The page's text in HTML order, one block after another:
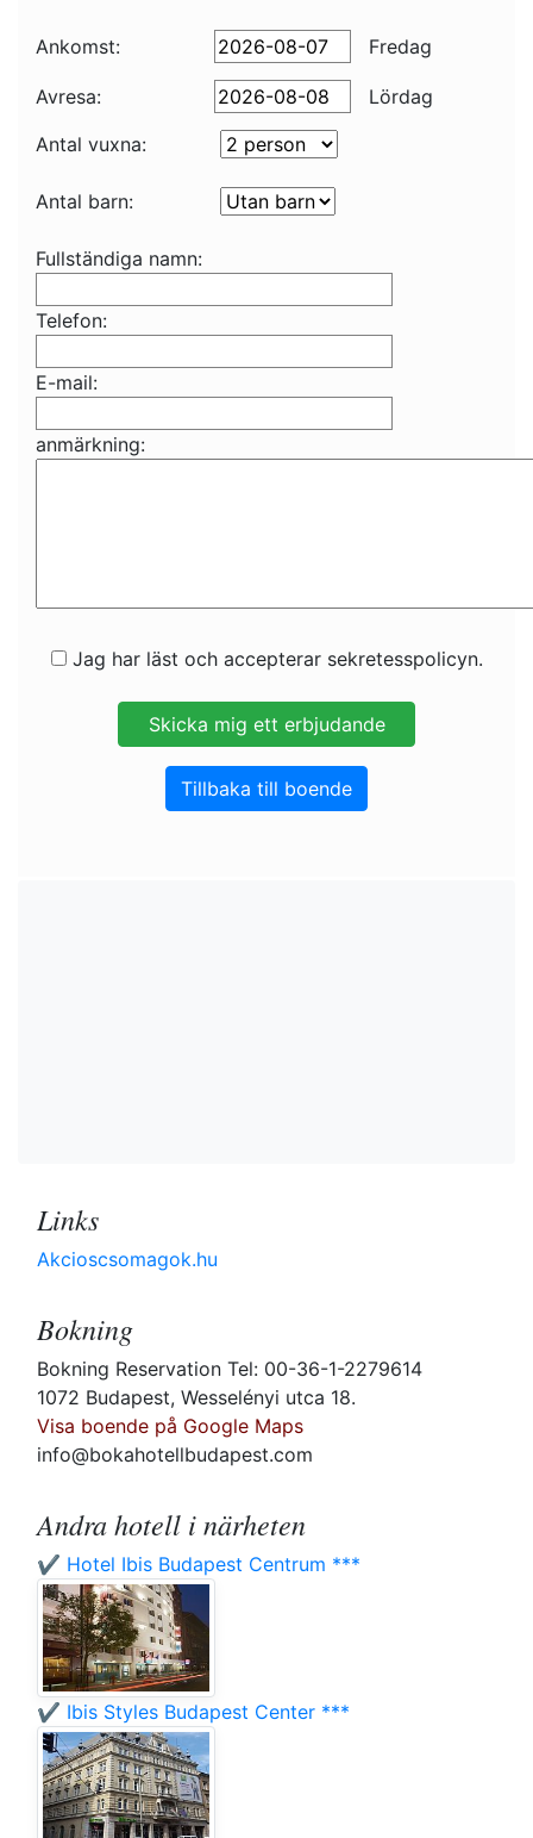
Ankomst: Fredag
Avresa:
Lördag
Antal vuxna:
Antal barn:
Fullständiga namn:
Telefon:
E-mail:
anmärkning:
Jag har läst och accepterar sekretesspolicyn.
Tillbaka till boende
Links
Akcioscsomagok.hu
Bokning
Bokning Reservation Tel: 00-36-1-2279614
1072 Budapest, Wesselényi utca 18.
Visa boende på Google Maps
info@bokahotellbudapest.com
Andra hotell i närheten
✔️ Hotel Ibis Budapest Centrum ***
✔️ Ibis Styles Budapest Center ***